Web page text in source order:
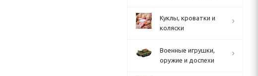
Куклы, кроватки и
коляски
Военные игрушки,
оружие и доспехи